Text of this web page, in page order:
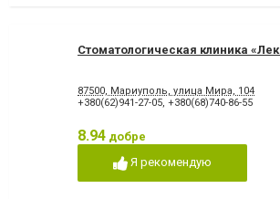
Стоматологическая клиника
87500, Мариуполь, улица Мира, 104
+380(62)941-27-05, +380(68)740-86-55
8.94 добре
Я рекомендую